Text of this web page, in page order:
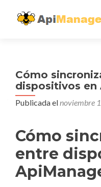
Cómo
dispositivos en
Publicada elnoviembre
Cómo
entre